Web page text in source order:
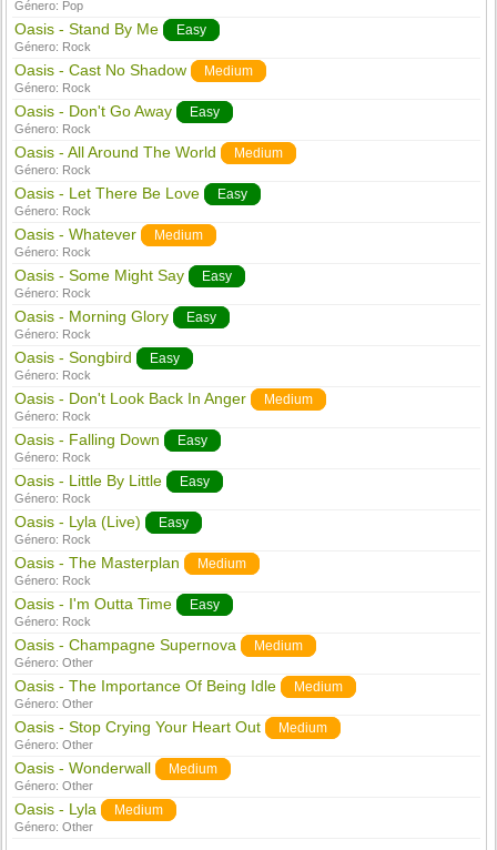
Género: Pop
Oasis - Stand By Me Easy
Género: Rock
Oasis - Cast No Shadow Medium
Género: Rock
Oasis - Don't Go Away Easy
Género: Rock
Oasis - All Around The World Medium
Género: Rock
Oasis - Let There Be Love Easy
Género: Rock
Oasis - Whatever Medium
Género: Rock
Oasis - Some Might Say Easy
Género: Rock
Oasis - Morning Glory Easy
Género: Rock
Oasis - Songbird Easy
Género: Rock
Oasis - Don't Look Back In Anger Medium
Género: Rock
Oasis - Falling Down Easy
Género: Rock
Oasis - Little By Little Easy
Género: Rock
Oasis - Lyla (Live) Easy
Género: Rock
Oasis - The Masterplan Medium
Género: Rock
Oasis - I'm Outta Time Easy
Género: Rock
Oasis - Champagne Supernova Medium
Género:Other
Oasis - The Importance Of Being Idle Medium
Género:Other
Oasis - Stop Crying Your Heart Out Medium
Género:Other
Oasis - Wonderwall Medium
Género:Other
Oasis - Lyla Medium
Género:Other